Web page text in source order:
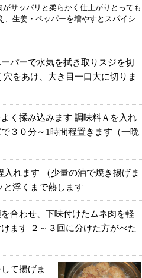
サッパリと柔らかく仕上がりとっても
、生姜・ペッパーを増やすとスパイシ
パーで水気を拭き取りスジを切
をあけ、大き目一口大に切りま
く揉み込みます 調味料Ａを入れ
３０分～1時間程置きます（一晩
れます （少量の油で焼き揚げま
浮くまで熱します
合わせ、下味付けたムネ肉を軽
ます ２～３回に分けた方がべた
て揚げま